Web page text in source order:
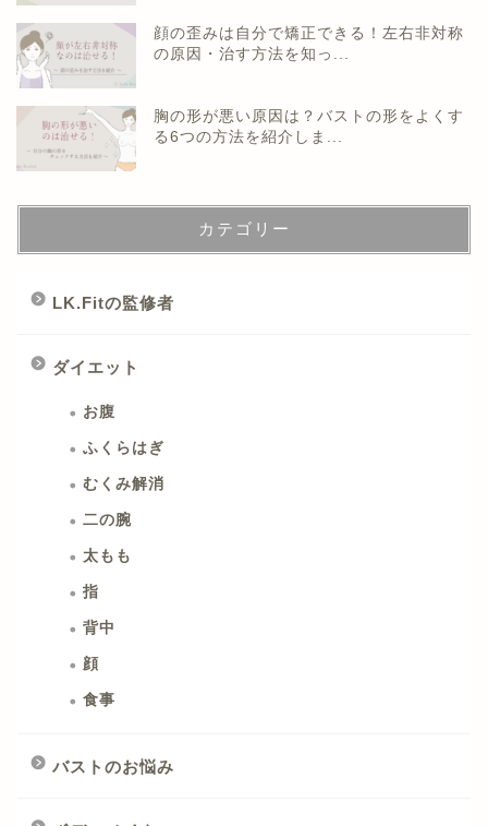
顔の歪みは自分で矯正できる！左右非対称
の原因・治す方法を知っ...
胸の形が悪い原因は？バストの形をよくす
る6つの方法を紹介しま...
カテゴリー
LK.Fitの監修者
ダイエット
お腹
ふくらはぎ
むくみ解消
二の腕
太もも
指
背中
顔
食事
バストのお悩み